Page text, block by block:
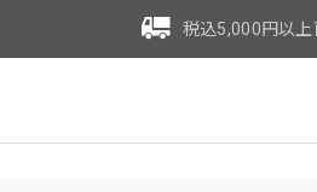
税込5,000円以